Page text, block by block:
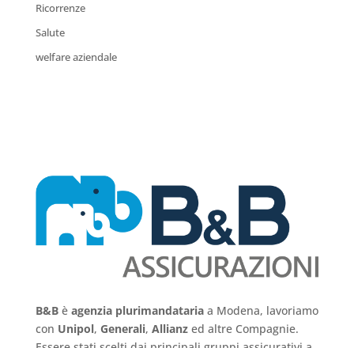
Ricorrenze
Salute
welfare aziendale
B&Bèagenzia plurimandatariaa Modena, lavoriamo
con Unipol, Generali, Allianzed altre Compagnie.